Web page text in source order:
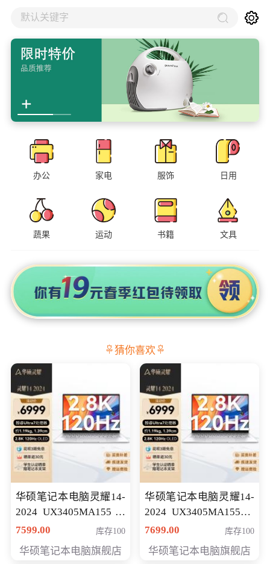
默认关键字
办公 家电 服饰 日用
蔬果 运动 书籍 文具
猜你喜欢
华硕笔记本电脑灵耀14-
2024 UX3405MA155冰
川银 oled 智慧轻薄本 会
7599.00 库存100
华硕笔记本电脑旗舰店
华硕笔记本电脑灵耀14-
2024 UX3405MA155夜
空蓝 oled 智慧轻薄本 会
7699.00 库存100
华硕笔记本电脑旗舰店